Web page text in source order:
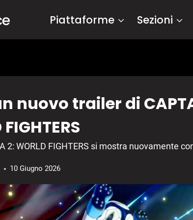
Piattaforme Sezioni
nuovo trailer di
2: WORLD FIGHTERS si mostra nuovamente
10 Giugno 2026